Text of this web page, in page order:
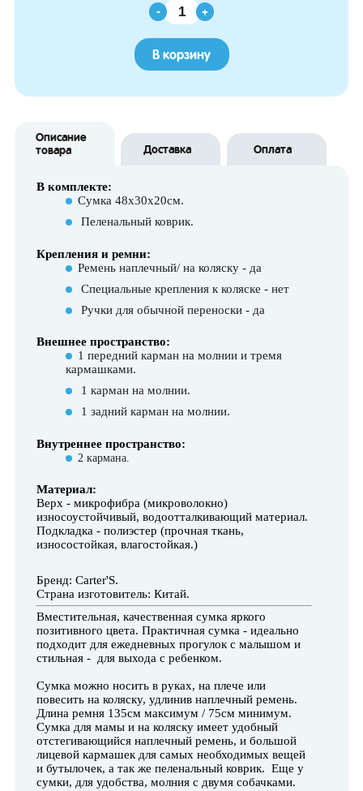
- +
В корзину
Описание
товара
Доставка Оплата
В комплекте:
Сумка 48х30х20см.
Пеленальный коврик.
Крепления и ремни:
Ремень наплечный/ на коляску - да
Специальные крепления к коляске - нет
Ручки для обычной переноски - да
Внешнее пространство:
1 передний карман на молнии и тремя
кармашками.
1 карман на молнии.
1 задний карман на молнии.
Внутреннее пространство:
2 кармана.
Материал:
Верх - микрофибра (микроволокно)
износоустойчивый, водоотталкивающий материал.
Подкладка - полиэстер (прочная ткань,
износостойкая, влагостойкая.)
Бренд: Carter'S.
Страна изготовитель: Китай.
Вместительная, качественная сумка яркого
позитивного цвета. Практичная сумка - идеально
подходит для ежедневных прогулок с малышом и
стильная - для выхода с ребенком.
Сумка можно носить в руках, на плече или
повесить на коляску, удлинив наплечный ремень.
Длина ремня 135см максимум / 75см минимум.
Сумка для мамы и на коляску имеет удобный
отстегивающийся наплечный ремень, и большой
лицевой кармашек для самых необходимых вещей
и бутылочек, а так же пеленальный коврик. Еще у
сумки, для удобства, молния с двумя собачками.